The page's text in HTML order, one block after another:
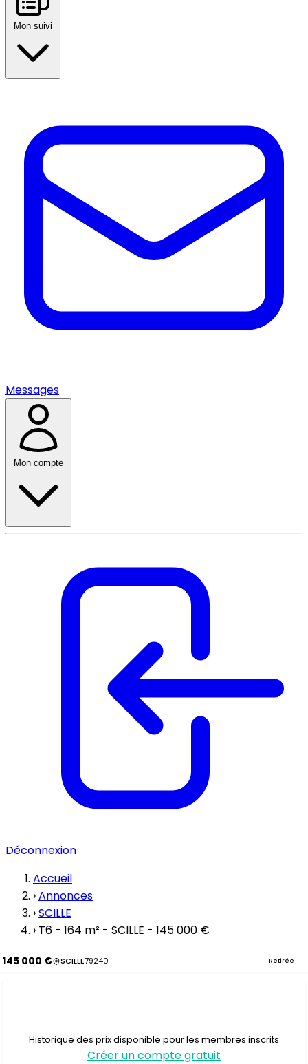
Mon suivi
Messages
Mon compte
Déconnexion
Accueil
›Annonces
›SCILLE
› T6 - 164 m² - SCILLE - 145 000 €
145 000 € SCILLE79240 Retirée
Historique des prix disponible pour les membres inscrits
Créer un compte gratuit